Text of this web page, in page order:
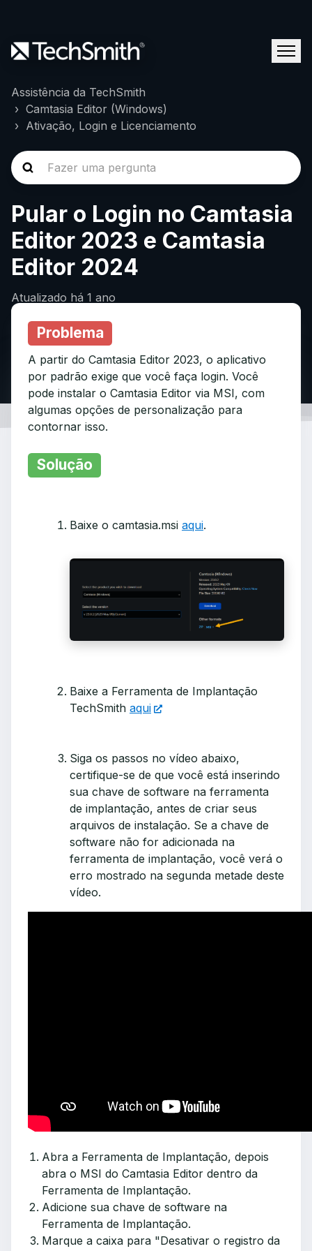
Assistência da TechSmith
Camtasia Editor (Windows)
Ativação, Login e Licenciamento
Pular o Login no Camtasia
Editor 2023 e Camtasia
Editor 2024
Atualizado há 1 ano
Problema
A partir do Camtasia Editor 2023, o aplicativo
por padrão exige que você faça login. Você
pode instalar o Camtasia Editor via MSI, com
algumas opções de personalização para
contornar isso.
Solução
Baixe o camtasia.msi aqui.
Baixe a Ferramenta de Implantação
TechSmith aqui
Siga os passos no vídeo abaixo,
certifique-se de que você está inserindo
sua chave de software na ferramenta
de implantação, antes de criar seus
arquivos de instalação. Se a chave de
software não for adicionada na
ferramenta de implantação, você verá o
erro mostrado na segunda metade deste
vídeo.
Abra a Ferramenta de Implantação, depois
abra o MSI do Camtasia Editor dentro da
Ferramenta de Implantação.
Adicione sua chave de software na
Ferramenta de Implantação.
Marque a caixa para "Desativar o registro da